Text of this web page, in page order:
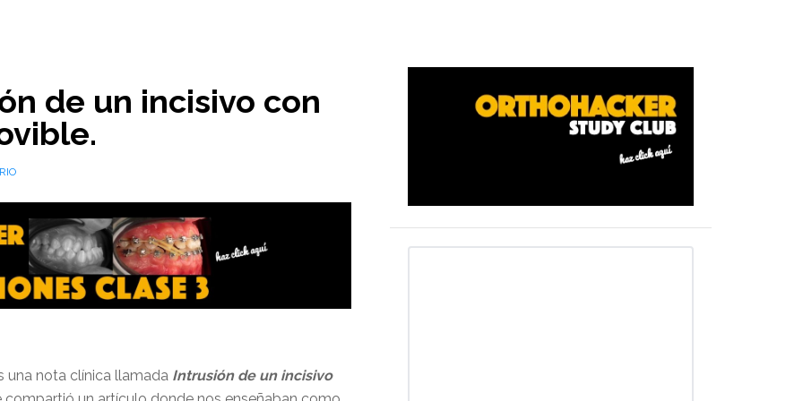
de un incisivo con
una nota clínica llamada Intrusión de un incisivo
Barra
primaria